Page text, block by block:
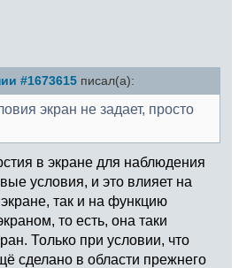
#1673615 писал(а):
экран не задает, просто
в экране для наблюдения
условия, и это влияет на
так и на функцию
то есть, она таки
Только при условии, что
сделано в области прежнего